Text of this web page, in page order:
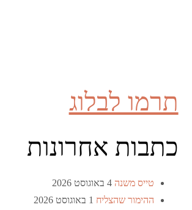
תרמו לבלוג
כתבות אחרונות
טייס משנה 4 באוגוסט 2026
ההימור שהצליח 1 באוגוסט 2026